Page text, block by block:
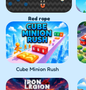
Red rope
Cube Minion Rush